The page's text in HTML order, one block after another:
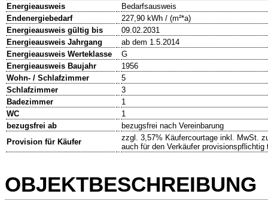
Energieausweis
Bedarfsausweis
Endenergiebedarf
227,90 kWh / (m²*a)
Energieausweis gültig bis
09.02.2031
Energieausweis Jahrgang
ab dem 1.5.2014
Energieausweis Werteklasse
G
Energieausweis Baujahr
1956
Wohn- / Schlafzimmer
5
Schlafzimmer
3
Badezimmer
1
WC
1
bezugsfrei ab
bezugsfrei nach Vereinbarung
Provision für Käufer
zzgl. 3,57% Käufercourtage inkl. MwSt.
auch für den Verkäufer provisionspflichtig
OBJEKTBESCHREIBUNG